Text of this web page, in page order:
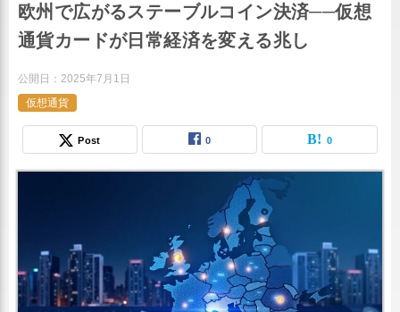
欧州で広がるステーブルコイン決済──仮想
通貨カードが日常経済を変える兆し
公開日： 2025年7月1日
仮想通貨
Post 0 0